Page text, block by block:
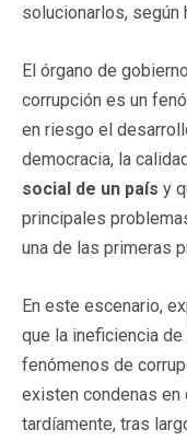
solucionarlos, según
El órgano de
corrupción es un
en riesgo el
democracia, la
social de un país y
principales
una de las primeras
En este escenario,
que la ineficiencia
fenómenos de
existen condenas
tardíamente, tras